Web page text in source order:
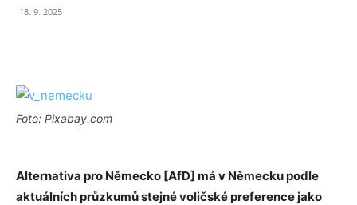
18. 9. 2025
Foto: Pixabay.com
Alternativa pro Německo [AfD] má v Německu podle
aktuálních průzkumů stejné voličské preference jako